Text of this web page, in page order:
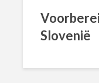
Slovenië